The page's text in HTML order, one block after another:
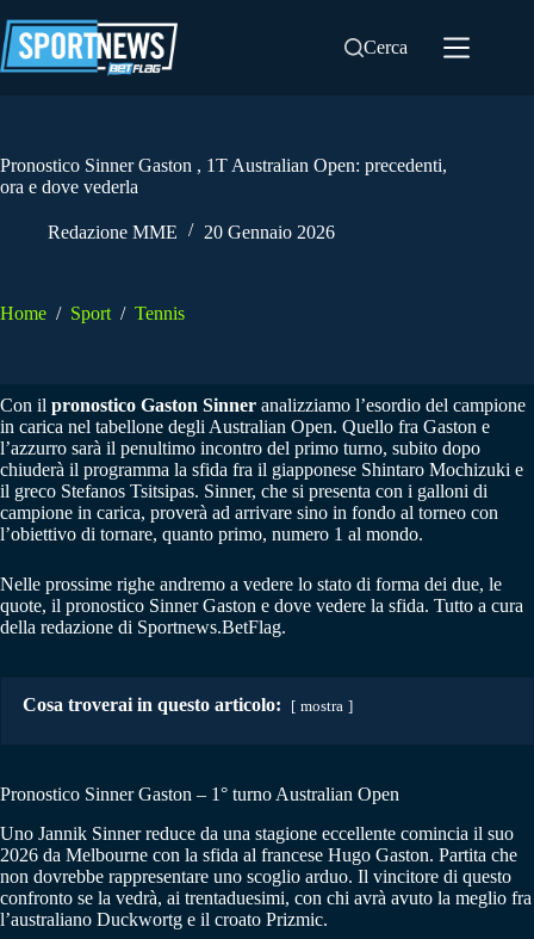
al
contenuto
Cerca
Pronostico Sinner Gaston , 1T Australian Open: precedenti,
ora e dove vederla
Redazione MME 20 Gennaio 2026
Home / Sport / Tennis
Con il pronostico Gaston Sinner analizziamo l’esordio del campione
in carica nel tabellone degli Australian Open. Quello fra Gaston e
l’azzurro sarà il penultimo incontro del primo turno, subito dopo
chiuderà il programma la sfida fra il giapponese Shintaro Mochizuki e
il greco Stefanos Tsitsipas. Sinner, che si presenta con i galloni di
campione in carica, proverà ad arrivare sino in fondo al torneo con
l’obiettivo di tornare, quanto primo, numero 1 al mondo.
Nelle prossime righe andremo a vedere lo stato di forma dei due, le
quote, il pronostico Sinner Gaston e dove vedere la sfida. Tutto a cura
della redazione di Sportnews.BetFlag.
Cosa troverai in questo articolo: mostra
Pronostico Sinner Gaston – 1° turno Australian Open
Uno Jannik Sinner reduce da una stagione eccellente comincia il suo
2026 da Melbourne con la sfida al francese Hugo Gaston. Partita che
non dovrebbe rappresentare uno scoglio arduo. Il vincitore di questo
confronto se la vedrà, ai trentaduesimi, con chi avrà avuto la meglio fra
l’australiano Duckwortg e il croato Prizmic.